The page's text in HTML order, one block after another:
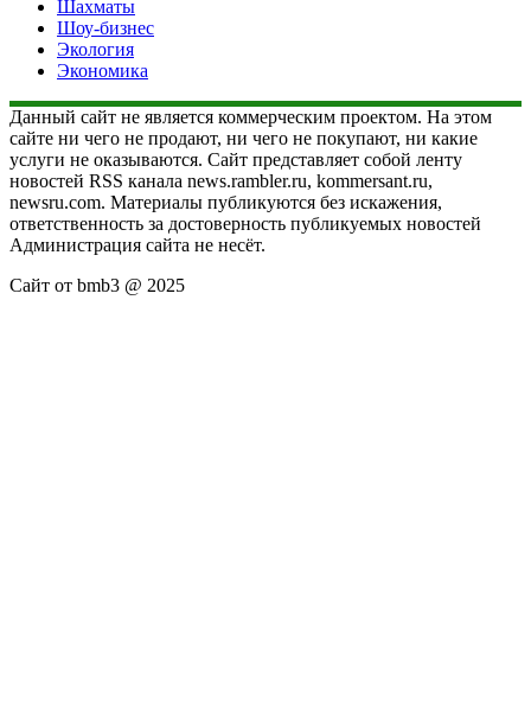
Шахматы
Шоу-бизнес
Экология
Экономика
Данный сайт не является коммерческим проектом. На этом
сайте ни чего не продают, ни чего не покупают, ни какие
услуги не оказываются. Сайт представляет собой ленту
новостей RSS канала news.rambler.ru, kommersant.ru,
newsru.com. Материалы публикуются без искажения,
ответственность за достоверность публикуемых новостей
Администрация сайта не несёт.
Сайт от bmb3 @ 2025